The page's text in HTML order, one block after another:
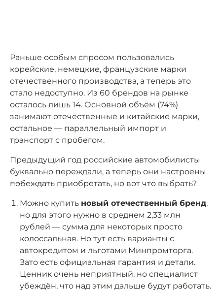
Раньше особым спросом пользовались
корейские, немецкие, французские марки
отечественного производства, а теперь это
стало недоступно. Из 60 брендов на рынке
осталось лишь 14. Основной объём (74%)
занимают отечественные и китайские марки,
остальное — параллельный импорт и
транспорт с пробегом.
Предыдущий год российские автомобилисты
буквально переждали, а теперь они настроены
побеждать приобретать, но вот что выбрать?
Можно купить новый отечественный бренд,
но для этого нужно в среднем 2,33 млн
рублей — сумма для некоторых просто
колоссальная. Но тут есть варианты с
автокредитом и льготами Минпромторга.
Зато есть официальная гарантия и детали.
Ценник очень неприятный, но специалист
убеждён, что над этим дальше будут работать.